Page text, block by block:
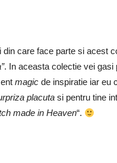
care face parte si acest
. In aceasta colectie vei
magic de inspiratie iar eu
placuta si pentru tine
made in Heaven“.